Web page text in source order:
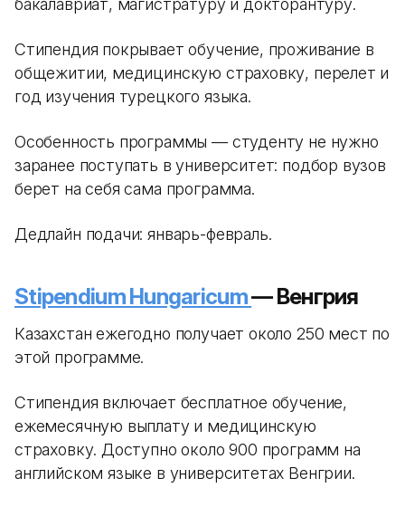
бакалавриат, магистратуру и докторантуру.
Стипендия покрывает обучение, проживание в
общежитии, медицинскую страховку, перелет и
год изучения турецкого языка.
Особенность программы — студенту не нужно
заранее поступать в университет: подбор вузов
берет на себя сама программа.
Дедлайн подачи: январь-февраль.
Stipendium Hungaricum— Венгрия
Казахстан ежегодно получает около 250 мест по
этой программе.
Стипендия включает бесплатное обучение,
ежемесячную выплату и медицинскую
страховку. Доступно около 900 программ на
английском языке в университетах Венгрии.